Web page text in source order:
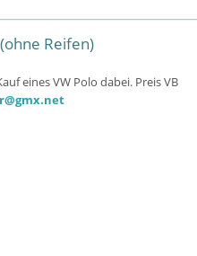
Reifen)
eines VW Polo dabei. Preis VB